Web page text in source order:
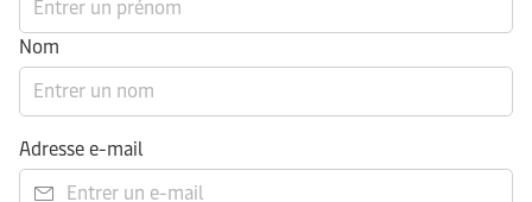
Nom
Adresse e-mail